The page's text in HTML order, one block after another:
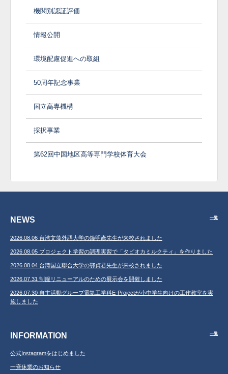
機関別認証評価
情報公開
環境配慮促進への取組
50周年記念事業
国立高専機構
採択事業
第62回中国地区高等専門学校体育大会
NEWS 一覧
2026.08.06 台湾文藻外語大学の鐘明彥先生が来校されました
2026.08.05 プロジェクト学習の調理実習で「タピオカミルクティ」を作りました
2026.08.04 台湾国立聯合大学の鄂貞君先生が来校されました
2026.07.31 制服リニューアルのための展示会を開催しました
2026.07.30 自主活動グループ電気工学科E-Projectが小中学生向けの工作教室を実
施しました
INFORMATION 一覧
公式Instagramをはじめました
一斉休業のお知らせ